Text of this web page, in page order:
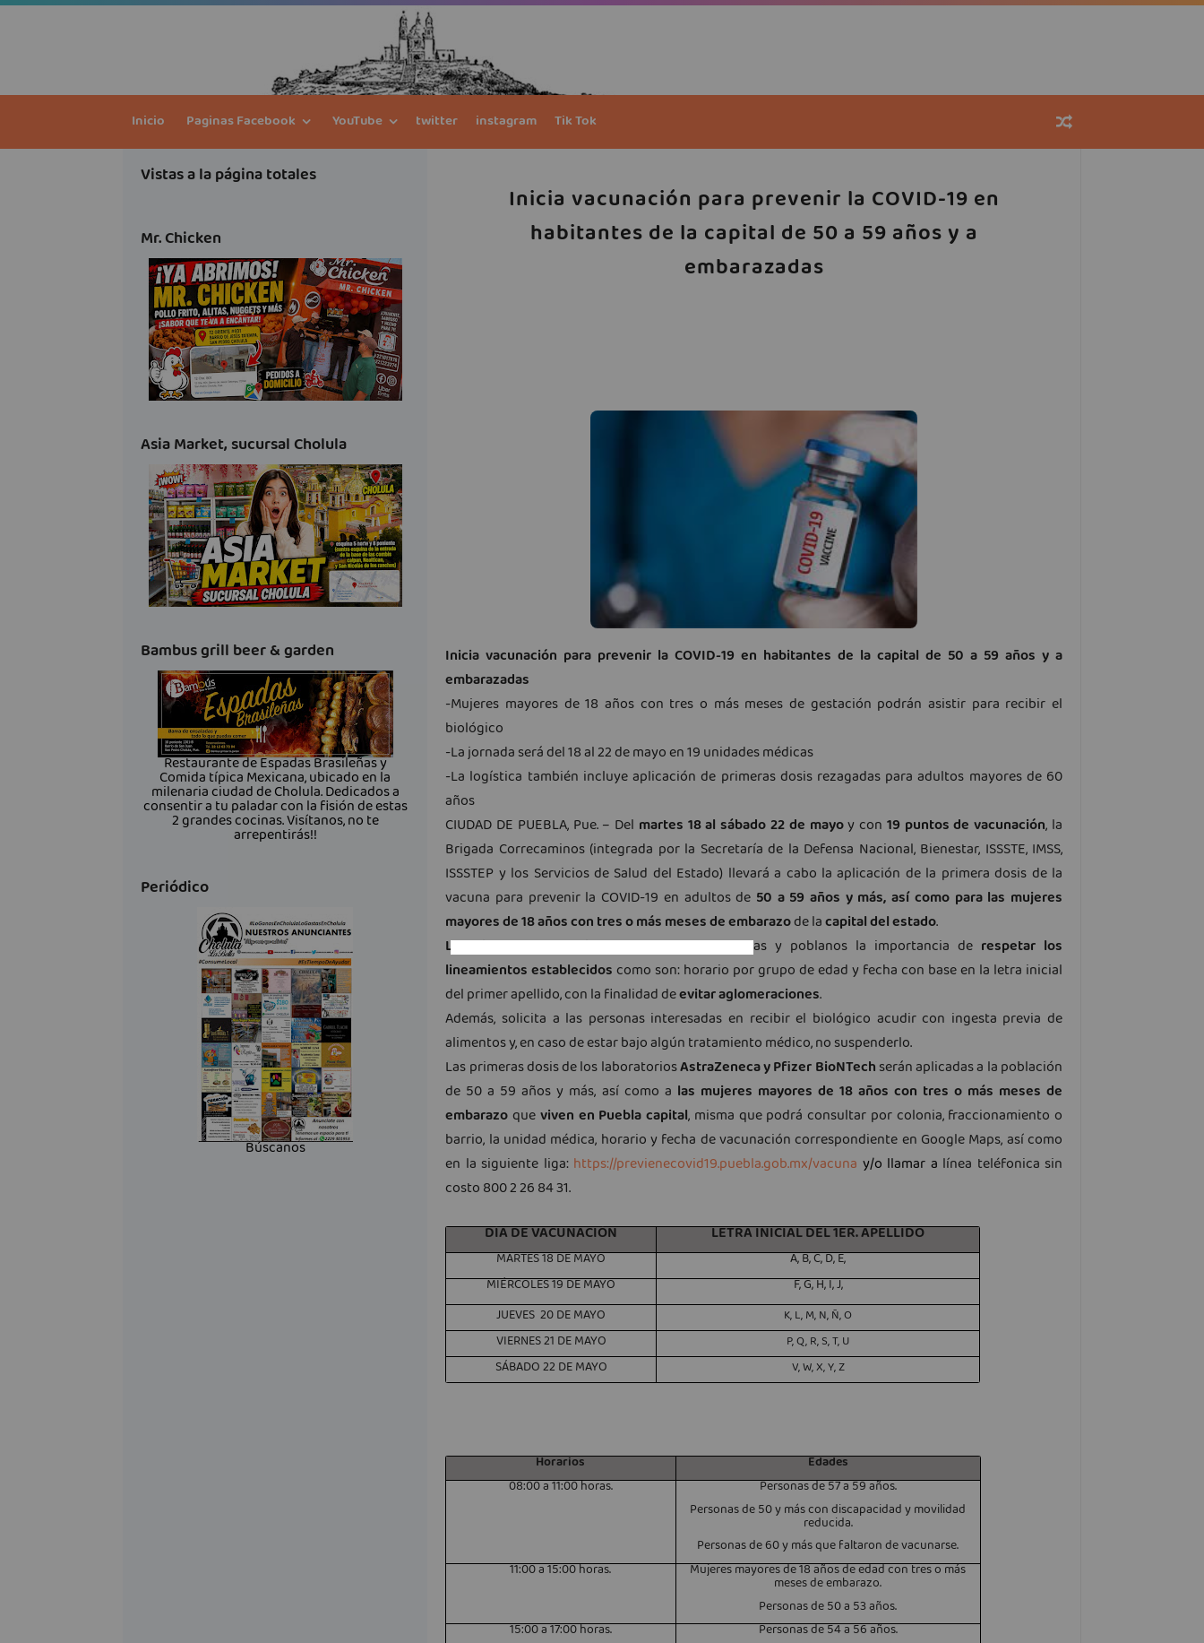
Inicio Paginas Facebook YouTube twitter instagram Tik Tok
Inicia vacunación para prevenir la COVID-19 en
habitantes de la capital de 50 a 59 años y a
embarazadas
Inicia vacunación para prevenir la COVID-19 en habitantes de la capital de 50 a 59 años y a
embarazadas
-Mujeres mayores de 18 años con tres o más meses de gestación podrán asistir para recibir el
biológico
-La jornada será del 18 al 22 de mayo en 19 unidades médicas
-La logística también incluye aplicación de primeras dosis rezagadas para adultos mayores de 60
años
CIUDAD DE PUEBLA, Pue. – Del martes 18 al sábado 22 de mayoy con 19 puntos de vacunación, la
Brigada Correcaminos (integrada por la Secretaría de la Defensa Nacional, Bienestar, ISSSTE, IMSS,
ISSSTEP y los Servicios de Salud del Estado) llevará a cabo la aplicación de la primera dosis de la
vacuna para prevenir la COVID-19 en adultos de 50 a 59 años y más, así como para las mujeres
mayores de 18 años con tres o más meses de embarazode lacapital del estado.
La Brigada Correcaminosreitera a las poblanas y poblanos la importancia de respetar los
lineamientos establecidos como son: horario por grupo de edad y fecha con base en la letra inicial
del primer apellido, con la finalidad deevitar aglomeraciones.
Además, solicita a las personas interesadas en recibir el biológico acudir con ingesta previa de
alimentos y, en caso de estar bajo algún tratamiento médico, no suspenderlo.
Las primeras dosis de los laboratoriosAstraZeneca y Pfizer BioNTechserán aplicadas a la población
de 50 a 59 años y más, así como a las mujeres mayores de 18 años con tres o más meses de
embarazoqueviven en Puebla capital, misma que podrá consultar por colonia, fraccionamiento o
barrio, la unidad médica, horario y fecha de vacunación correspondiente en Google Maps, así como
en la siguiente liga: https://previenecovid19.puebla.gob.mx/vacuna y/o llamar a línea teléfonica sin
costo 800 2 26 84 31.
DÍA DE VACUNACIÓN
LETRA INICIAL DEL 1ER. APELLIDO
MARTES 18 DE MAYO
A, B, C, D, E,
MIÉRCOLES 19 DE MAYO
F, G, H, I, J,
JUEVES 20 DE MAYO K, L, M, N, Ñ, O
VIERNES 21 DE MAYO P, Q, R, S, T, U
SÁBADO 22 DE MAYO V, W, X, Y, Z
Horarios
Edades
08:00 a 11:00 horas.
Personas de 57 a 59 años.
Personas de 50 y más con discapacidad y movilidad
reducida.
Personas de 60 y más que faltaron de vacunarse.
11:00 a 15:00 horas.
Mujeres mayores de 18 años de edad con tres o más
meses de embarazo.
Personas de 50 a 53 años.
15:00 a 17:00 horas.
Personas de 54 a 56 años.
Vistas a la página totales
Mr. Chicken
Asia Market, sucursal Cholula
Bambus grill beer & garden
Restaurante de Espadas Brasileñas y
Comida típica Mexicana, ubicado en la
milenaria ciudad de Cholula. Dedicados a
consentir a tu paladar con la fisión de estas
2 grandes cocinas. Visítanos, no te
arrepentirás!!
Periódico
Búscanos